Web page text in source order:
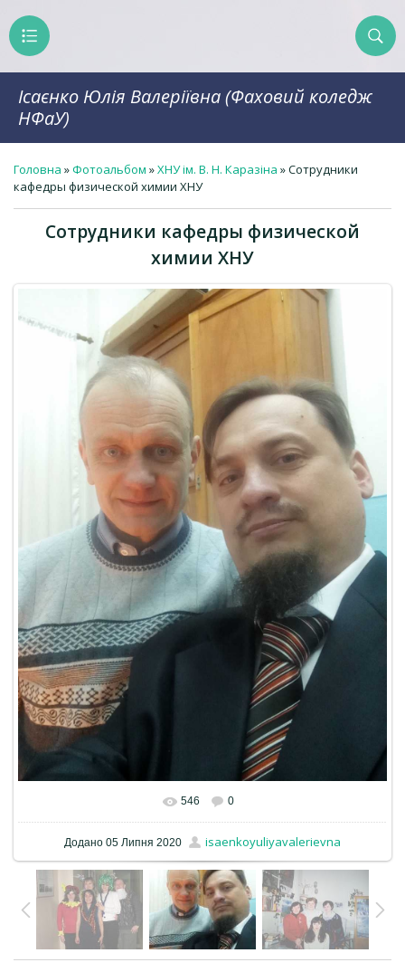
Ісаєнко Юлія Валеріївна (Фаховий коледж
НФаУ)
Головна »Фотоальбом »ХНУ ім. В. Н. Каразіна » Сотрудники
кафедры физической химии ХНУ
Сотрудники кафедры физической
химии ХНУ
546 0
Додано 05 Липня 2020 isaenkoyuliyavalerievna